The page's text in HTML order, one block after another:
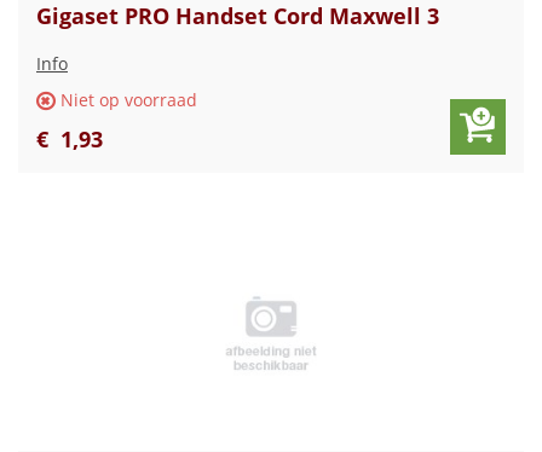
Gigaset PRO Handset Cord Maxwell 3
Info
Niet op voorraad
€ 1,93